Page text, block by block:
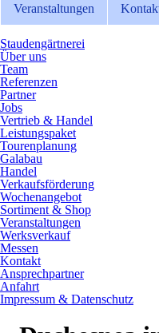
Veranstaltungen
Staudengärtnerei
Über uns
Team
Referenzen
Partner
Jobs
Vertrieb & Handel
Leistungspaket
Tourenplanung
Galabau
Handel
Verkaufsförderung
Wochenangebot
Sortiment & Shop
Veranstaltungen
Werksverkauf
Messen
Kontakt
Ansprechpartner
Anfahrt
Impressum & Datenschutz